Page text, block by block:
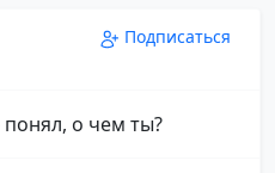
Подписаться
о чем ты?